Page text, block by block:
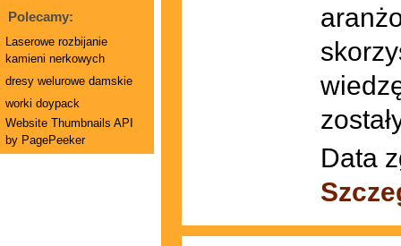
Polecamy:
Laserowe rozbijanie
kamieni nerkowych
dresy welurowe damskie
worki doypack
Website Thumbnails API
by PagePeeker
Data